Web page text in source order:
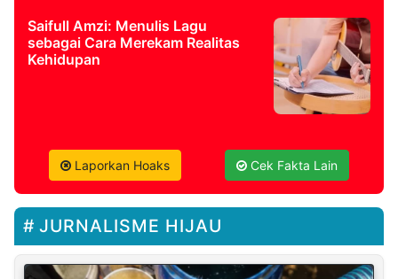
Saifull Amzi: Menulis Lagu
sebagai Cara Merekam Realitas
Kehidupan
Laporkan Hoaks Cek Fakta Lain
JURNALISME HIJAU